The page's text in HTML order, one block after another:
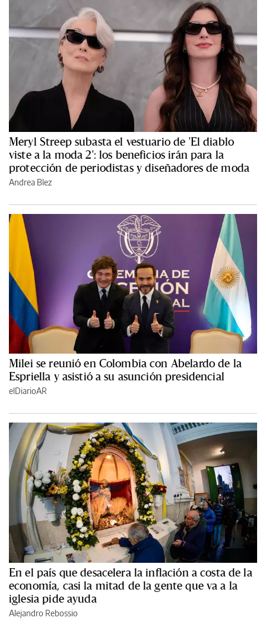
Meryl Streep subasta el vestuario de 'El diablo
viste a la moda 2': los beneficios irán para la
protección de periodistas y diseñadores de moda
Andrea Blez
Milei se reunió en Colombia con Abelardo de la
Espriella y asistió a su asunción presidencial
elDiarioAR
En el país que desacelera la inflación a costa de la
economía, casi la mitad de la gente que va a la
iglesia pide ayuda
Alejandro Rebossio